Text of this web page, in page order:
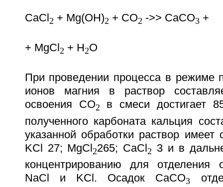
CaCl 2 + Mg(OH)2 + CO2 ->> CaCO3 +
+ MgCl 2 + H2O
При проведении процесса в режиме
ионов магния в раствор
освоения СО2
в смеси достигает
полученного карбоната кальция
указанной обработки раствор имеет
KCl 27; MgCl 2265; CaCl 2 3 и в
концентрированию для отделения
NaCl и KCl. Осадок СаСО3